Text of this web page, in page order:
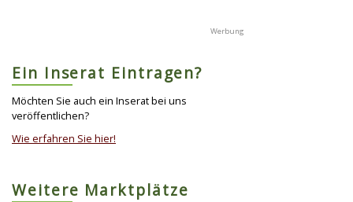
Ein Inserat Eintragen?
Möchten Sie auch ein Inserat bei uns
veröffentlichen?
Wie erfahren Sie hier!
Weitere Marktplätze